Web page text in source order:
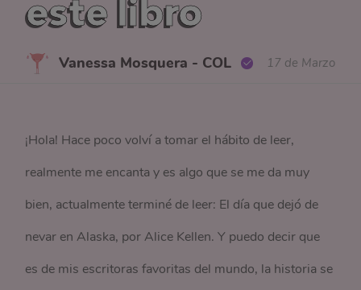
este libro
Vanessa Mosquera - COL 17 de Marzo
¡Hola! Hace poco volví a tomar el hábito de leer,
realmente me encanta y es algo que se me da muy
bien, actualmente terminé de leer: El día que dejó de
nevar en Alaska, por Alice Kellen. Y puedo decir que
es de mis escritoras favoritas del mundo, la historia se